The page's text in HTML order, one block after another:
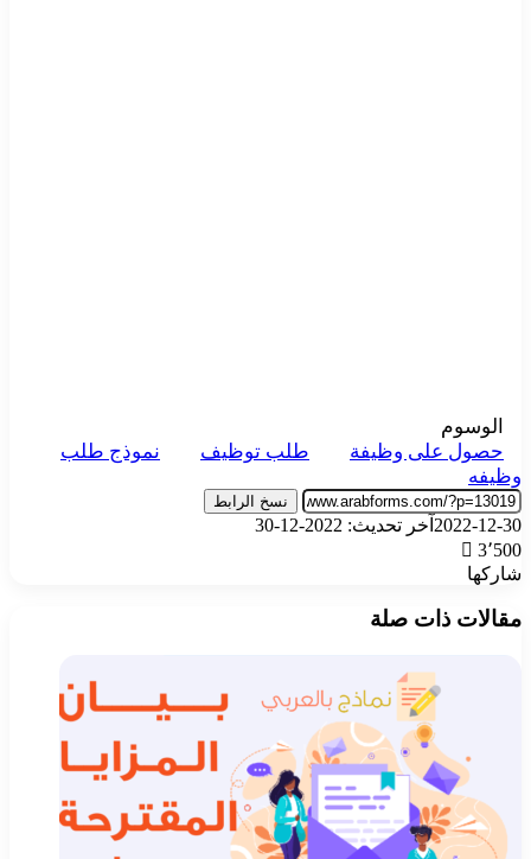
الوسوم
حصول على وظيفة
طلب توظيف
نموذج طلب
وظيفه
نسخ الرابط
2022-12-30 آخر تحديث: 2022-12-30
3٬500
شاركها
مقالات ذات صلة